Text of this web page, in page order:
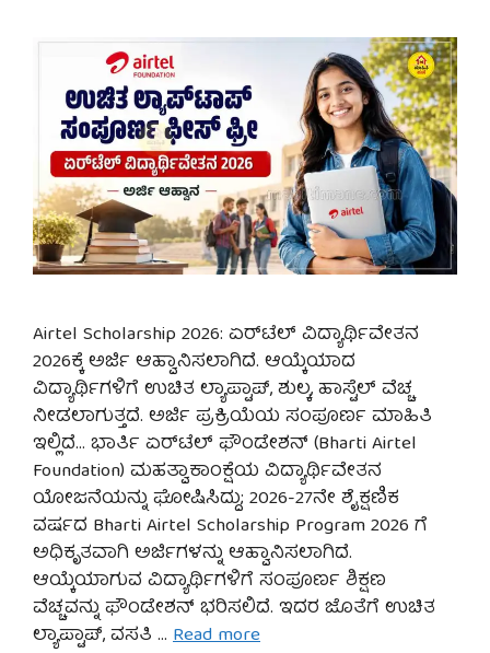
Airtel Scholarship 2026: ಏರ್‌ಟೆಲ್ ವಿದ್ಯಾರ್ಥಿವೇತನ
2026ಕ್ಕೆ ಅರ್ಜಿ ಆಹ್ವಾನಿಸಲಾಗಿದೆ. ಆಯ್ಕೆಯಾದ
ವಿದ್ಯಾರ್ಥಿಗಳಿಗೆ ಉಚಿತ ಲ್ಯಾಪ್ಟಾಪ್, ಶುಲ್ಕ, ಹಾಸ್ಟೆಲ್ ವೆಚ್ಚ
ನೀಡಲಾಗುತ್ತದೆ. ಅರ್ಜಿ ಪ್ರಕ್ರಿಯೆಯ ಸಂಪೂರ್ಣ ಮಾಹಿತಿ
ಇಲ್ಲಿದೆ… ಭಾರ್ತಿ ಏರ್‌ಟೆಲ್ ಫೌಂಡೇಶನ್ (Bharti Airtel
Foundation) ಮಹತ್ವಾಕಾಂಕ್ಷೆಯ ವಿದ್ಯಾರ್ಥಿವೇತನ
ಯೋಜನೆಯನ್ನು ಘೋಷಿಸಿದ್ದು; 2026-27ನೇ ಶೈಕ್ಷಣಿಕ
ವರ್ಷದ Bharti Airtel Scholarship Program 2026 ಗೆ
ಅಧಿಕೃತವಾಗಿ ಅರ್ಜಿಗಳನ್ನು ಆಹ್ವಾನಿಸಲಾಗಿದೆ.
ಆಯ್ಕೆಯಾಗುವ ವಿದ್ಯಾರ್ಥಿಗಳಿಗೆ ಸಂಪೂರ್ಣ ಶಿಕ್ಷಣ
ವೆಚ್ಚವನ್ನು ಫೌಂಡೇಶನ್ ಭರಿಸಲಿದೆ. ಇದರ ಜೊತೆಗೆ ಉಚಿತ
ಲ್ಯಾಪ್ಟಾಪ್, ವಸತಿ … Read more